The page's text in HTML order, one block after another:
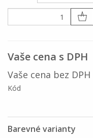
Vaše cena s DPH
Vaše cena bez DPH
Kód
Barevné varianty